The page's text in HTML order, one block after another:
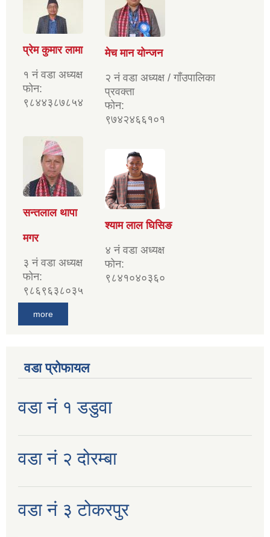
प्रेम कुमार लामा
१ नं वडा अध्यक्ष
फोन:
९८४४३८७८५४
मेच मान योन्जन
२ नं वडा अध्यक्ष / गाँउपालिका
प्रवक्ता
फोन:
९७४२४६६१०१
सन्तलाल थापा
मगर
३ नं वडा अध्यक्ष
फोन:
९८६९६३८०३५
श्याम लाल घिसिङ
४ नं वडा अध्यक्ष
फोन:
९८४१०४०३६०
more
वडा प्रोफायल
वडा नं १ डडुवा
वडा नं २ दोरम्बा
वडा नं ३ टोकरपुर